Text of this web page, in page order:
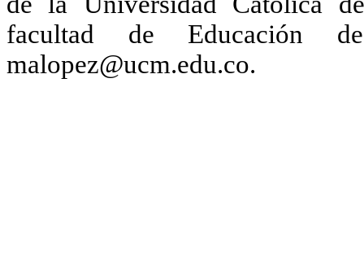
facultad de Educación
malopez@ucm.edu.co.